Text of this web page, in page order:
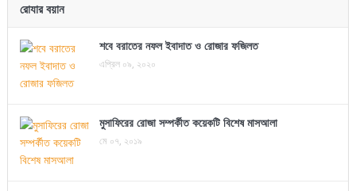
রোযার বয়ান
শবে বরাতের নফল ইবাদাত ও রোজার ফজিলত
এপ্রিল ০৯, ২০২০
মুসাফিরের রোজা সম্পর্কীত কয়েকটি বিশেষ মাসআলা
মে ০৭, ২০১৯